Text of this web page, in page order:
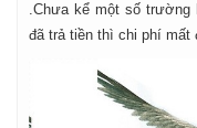
.Chưa kể một số trường
đã trả tiền thì chi phí mất